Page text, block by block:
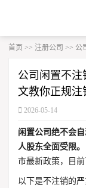
首页 >> 注册公司 >> 公
公司闲置不
文教你正规注
2026-05-14
闲置公司绝不会
人股东全面受限。
市最新政策，目前
以下是不注销的